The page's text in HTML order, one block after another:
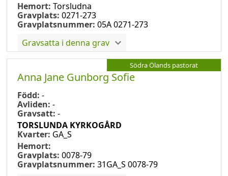
Hemort: Torsludna
Gravplats: 0271-273
Gravplatsnummer: 05A 0271-273
Gravsatta i denna grav
Södra Ölands pastorat
Anna Jane Gunborg Sofie
Född: -
Avliden: -
Gravsatt: -
TORSLUNDA KYRKOGÅRD
Kvarter: GA_S
Hemort:
Gravplats: 0078-79
Gravplatsnummer: 31GA_S 0078-79